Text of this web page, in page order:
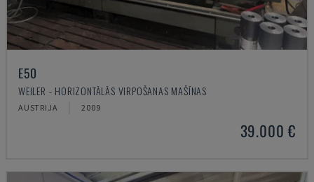
E50
WEILER - HORIZONTĀLĀS VIRPOŠANAS MAŠĪNAS
AUSTRIJA 2009
39.000 €